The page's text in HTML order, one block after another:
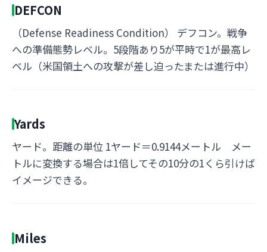
DEFCON
（Defense Readiness Condition） デフコン。戦争
への準備態勢レベル。5段階あり5が平時で1が最高レ
ベル（米国領土への攻撃が差し迫ったまたは進行中）
Yards
ヤード。距離の単位 1ヤード＝0.9144メートル メー
トルに変換する場合は1倍してその10分の1くら引けば
イメージできる。
Miles